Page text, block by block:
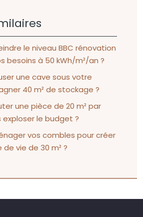
le niveau BBC rénovation
besoins à 50 kWh/m²/an ?
une cave sous votre
40 m² de stockage ?
une pièce de 20 m² par
exploser le budget ?
vos combles pour créer
vie de 30 m² ?